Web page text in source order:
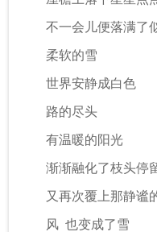
不一会儿便落满了
柔软的雪
世界安静成白色
路的尽头
有温暖的阳光
渐渐融化了枝头停
又再次覆上那静谧
风 也变成了雪